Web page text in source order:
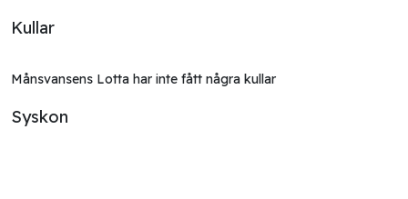
Kullar
Månsvansens Lotta har inte fått några kullar
Syskon